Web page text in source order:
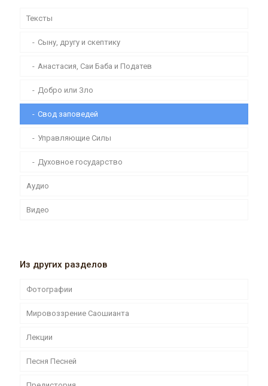
Тексты
Сыну, другу и скептику
Анастасия, Саи Баба и Податев
Добро или Зло
Свод заповедей
Управляющие Силы
Духовное государство
Аудио
Видео
Из других разделов
Фотографии
Мировоззрение Саошианта
Лекции
Песня Песней